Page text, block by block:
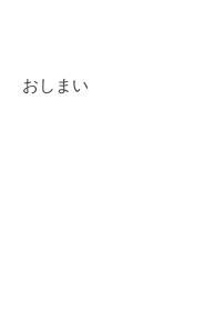
おしまい